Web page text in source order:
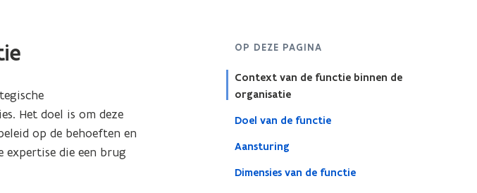
OP DEZE PAGINA
Context van de functie binnen de
organisatie
Doel van de functie
Aansturing
Dimensies van de functie
Het doel is om deze
op de behoeften en
die een brug